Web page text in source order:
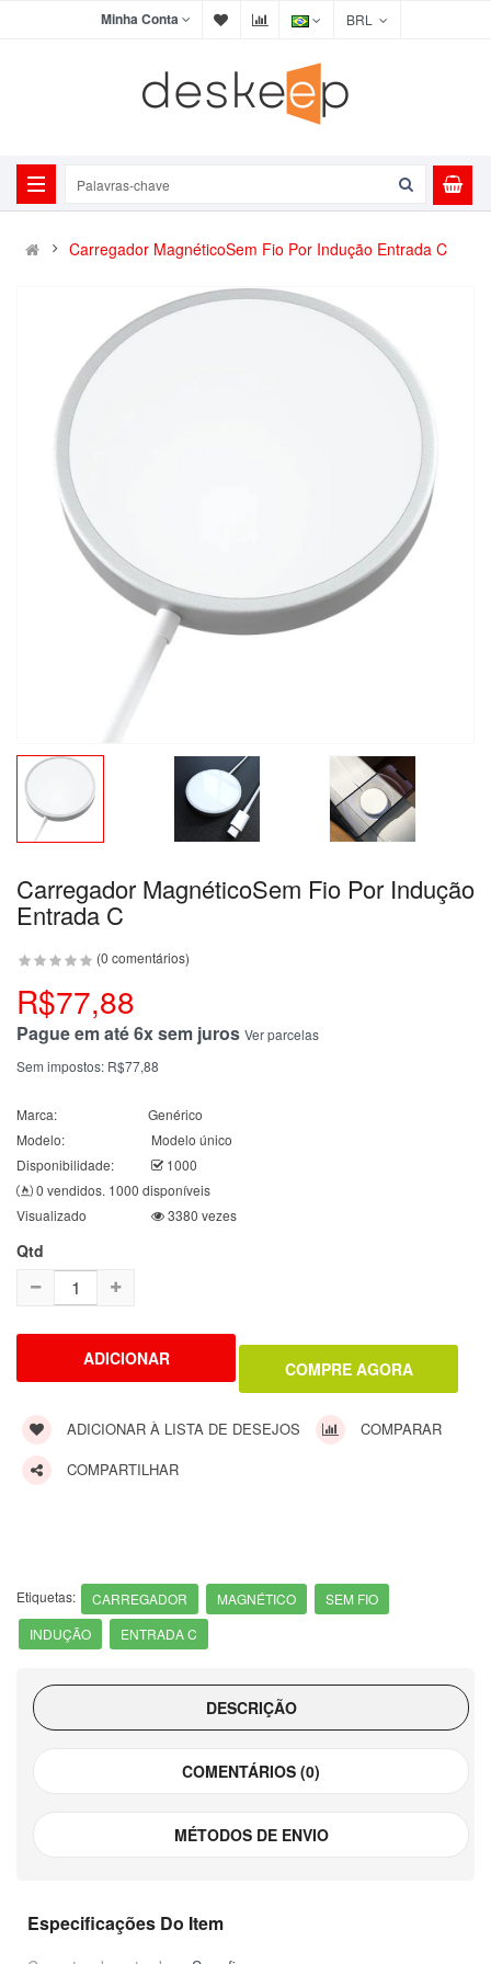
Minha Conta
Carregador MagnéticoSem Fio Por Indução Entrada C
Carregador MagnéticoSem Fio Por Indução
Entrada C
(0 comentários)
R$77,88
Pague em até 6x sem juros Ver parcelas
Sem impostos: R$77,88
Marca:
Genérico
Modelo:
Modelo único
Disponibilidade:
1000
0 vendidos. 1000 disponíveis
Visualizado
3380 vezes
Qtd
ADICIONAR À LISTA DE DESEJOS
COMPARAR
COMPARTILHAR
Etiquetas: CARREGADOR MAGNÉTICO
SEM FIO
INDUÇÃO
ENTRADA C
DESCRIÇÃO
COMENTÁRIOS (0)
MÉTODOS DE ENVIO
Especificações Do Item